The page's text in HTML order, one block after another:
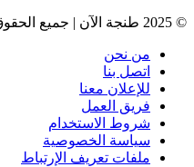
© 2025 طنجة الآن | جميع الحقوق محفوظة
من نحن
اتصل بنا
للإعلان معنا
فريق العمل
شروط الاستخدام
سياسة الخصوصية
ملفات تعريف الإرتباط